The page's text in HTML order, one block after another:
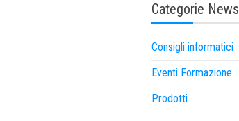
Categorie News
Consigli informatici
Eventi Formazione
Prodotti